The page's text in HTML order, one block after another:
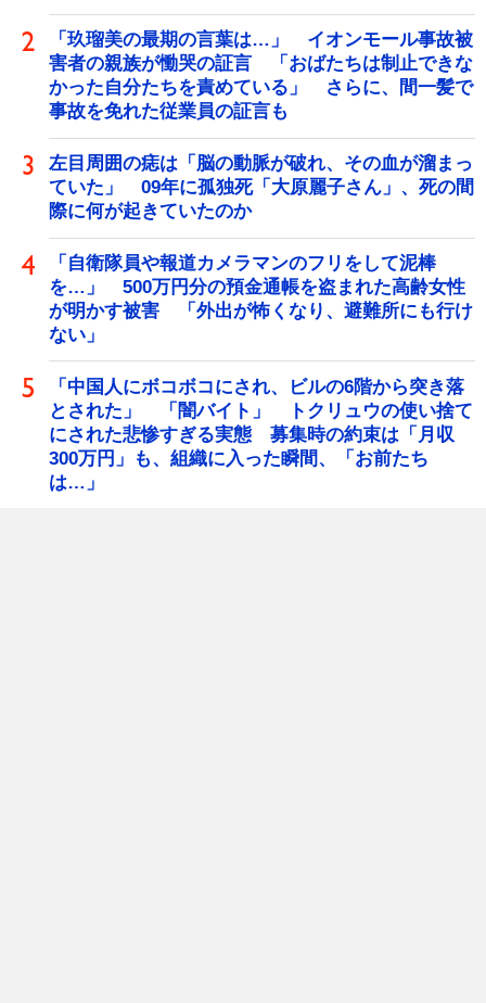
「玖瑠美の最期の言葉は…」 イオンモール事故被
害者の親族が慟哭の証言 「おばたちは制止できな
かった自分たちを責めている」 さらに、間一髪で
事故を免れた従業員の証言も
左目周囲の痣は「脳の動脈が破れ、その血が溜まっ
ていた」 09年に孤独死「大原麗子さん」、死の間
際に何が起きていたのか
「自衛隊員や報道カメラマンのフリをして泥棒
を…」 500万円分の預金通帳を盗まれた高齢女性
が明かす被害 「外出が怖くなり、避難所にも行け
ない」
「中国人にボコボコにされ、ビルの6階から突き落
とされた」 「闇バイト」 トクリュウの使い捨て
にされた悲惨すぎる実態 募集時の約束は「月収
300万円」も、組織に入った瞬間、「お前たち
は…」